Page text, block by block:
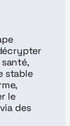
stable
le
des